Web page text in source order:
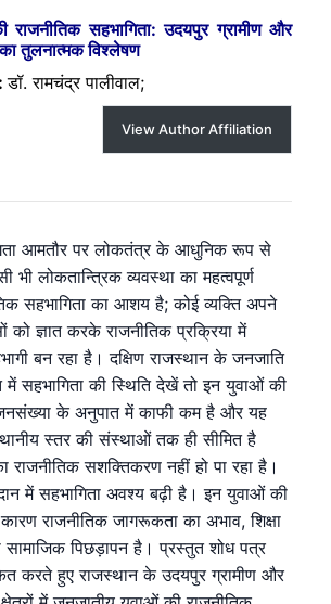
सहभागिता: उदयपुर ग्रामीण और
तुलनात्मक विश्लेषण
डॉ. रामचंद्र पालीवाल;
View Author Affiliation
आमतौर पर लोकतंत्र के आधुनिक रूप से
भी लोकतान्त्रिक व्यवस्था का महत्वपूर्ण
सहभागिता का आशय है; कोई व्यक्ति अपने
को ज्ञात करके राजनीतिक प्रक्रिया में
बन रहा है। दक्षिण राजस्थान के जनजाति
में सहभागिता की स्थिति देखें तो इन युवाओं की
के अनुपात में काफी कम है और यह
स्तर की संस्थाओं तक ही सीमित है
सशक्तिकरण नहीं हो पा रहा है।
में सहभागिता अवश्य बढ़ी है। इन युवाओं की
राजनीतिक जागरूकता का अभाव, शिक्षा
पिछड़ापन है। प्रस्तुत शोध पत्र
करते हुए राजस्थान के उदयपुर ग्रामीण और